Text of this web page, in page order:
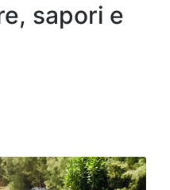
sapori e